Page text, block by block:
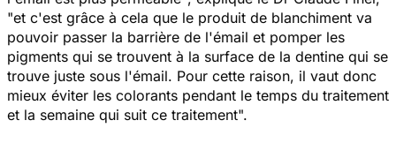
"et c'est grâce à cela que le produit de blanchiment va
pouvoir passer la barrière de l'émail et pomper les
pigments qui se trouvent à la surface de la dentine qui se
trouve juste sous l'émail. Pour cette raison, il vaut donc
mieux éviter les colorants pendant le temps du traitement
et la semaine qui suit ce traitement".